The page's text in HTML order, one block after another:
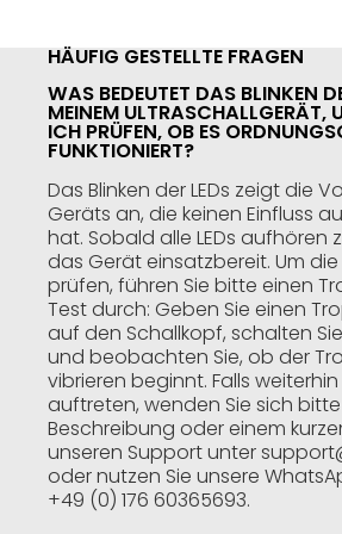
HÄUFIG GESTELLTE FRAGEN
WAS BEDEUTET DAS BLINKEN
MEINEM ULTRASCHALLGERÄT,
ICH PRÜFEN, OB ES
UNKTIONIERT?
Das Blinken der LEDs zeigt die
Geräts an, die keinen Einfluss
hat. Sobald alle LEDs aufhören
das Gerät einsatzbereit. Um die
prüfen, führen Sie bitte einen
Test durch: Geben Sie einen
auf den Schallkopf, schalten
und beobachten Sie, ob der
vibrieren beginnt. Falls
auftreten, wenden Sie sich
Beschreibung oder einem
unseren Support unter
oder nutzen Sie unsere
+49 (0) 176 60365693.